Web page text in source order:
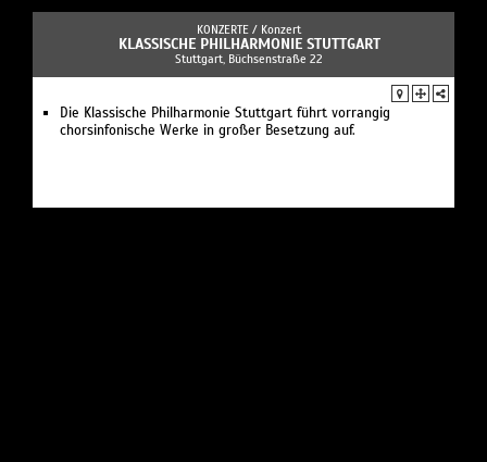
KONZERTE / Konzert
KLASSISCHE PHILHARMONIE STUTTGART
Stuttgart, Büchsenstraße 22
Die Klassische Philharmonie Stuttgart führt vorrangig
chorsinfonische Werke in großer Besetzung auf.